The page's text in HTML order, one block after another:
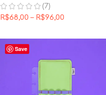
(7)
R$68,00 – R$96,00
Save